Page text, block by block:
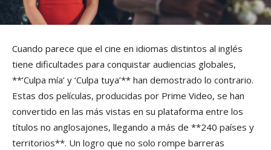
Cuando parece que el cine en idiomas distintos al inglés
tiene dificultades para conquistar audiencias globales,
**’Culpa mía’ y ‘Culpa tuya’** han demostrado lo contrario.
Estas dos películas, producidas por Prime Video, se han
convertido en las más vistas en su plataforma entre los
títulos no anglosajones, llegando a más de **240 países y
territorios**. Un logro que no solo rompe barreras